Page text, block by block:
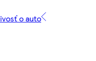
o auto